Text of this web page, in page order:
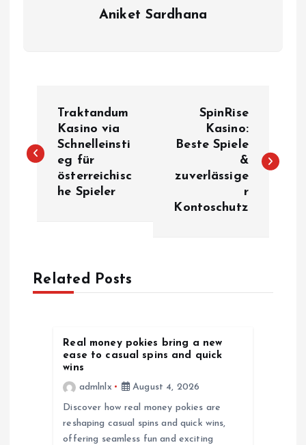
Aniket Sardhana
s
a
v
Traktandum
Kasino via
Schnelleinsti
eg für
österreichisc
he Spieler
SpinRise
Kasino:
Beste Spiele
&
zuverlässige
r
Kontoschutz
Related Posts
Real money pokies bring a new
ease to casual spins and quick
wins
admlnlx
August 4, 2026
Discover how real money pokies are
reshaping casual spins and quick wins,
offering seamless fun and exciting